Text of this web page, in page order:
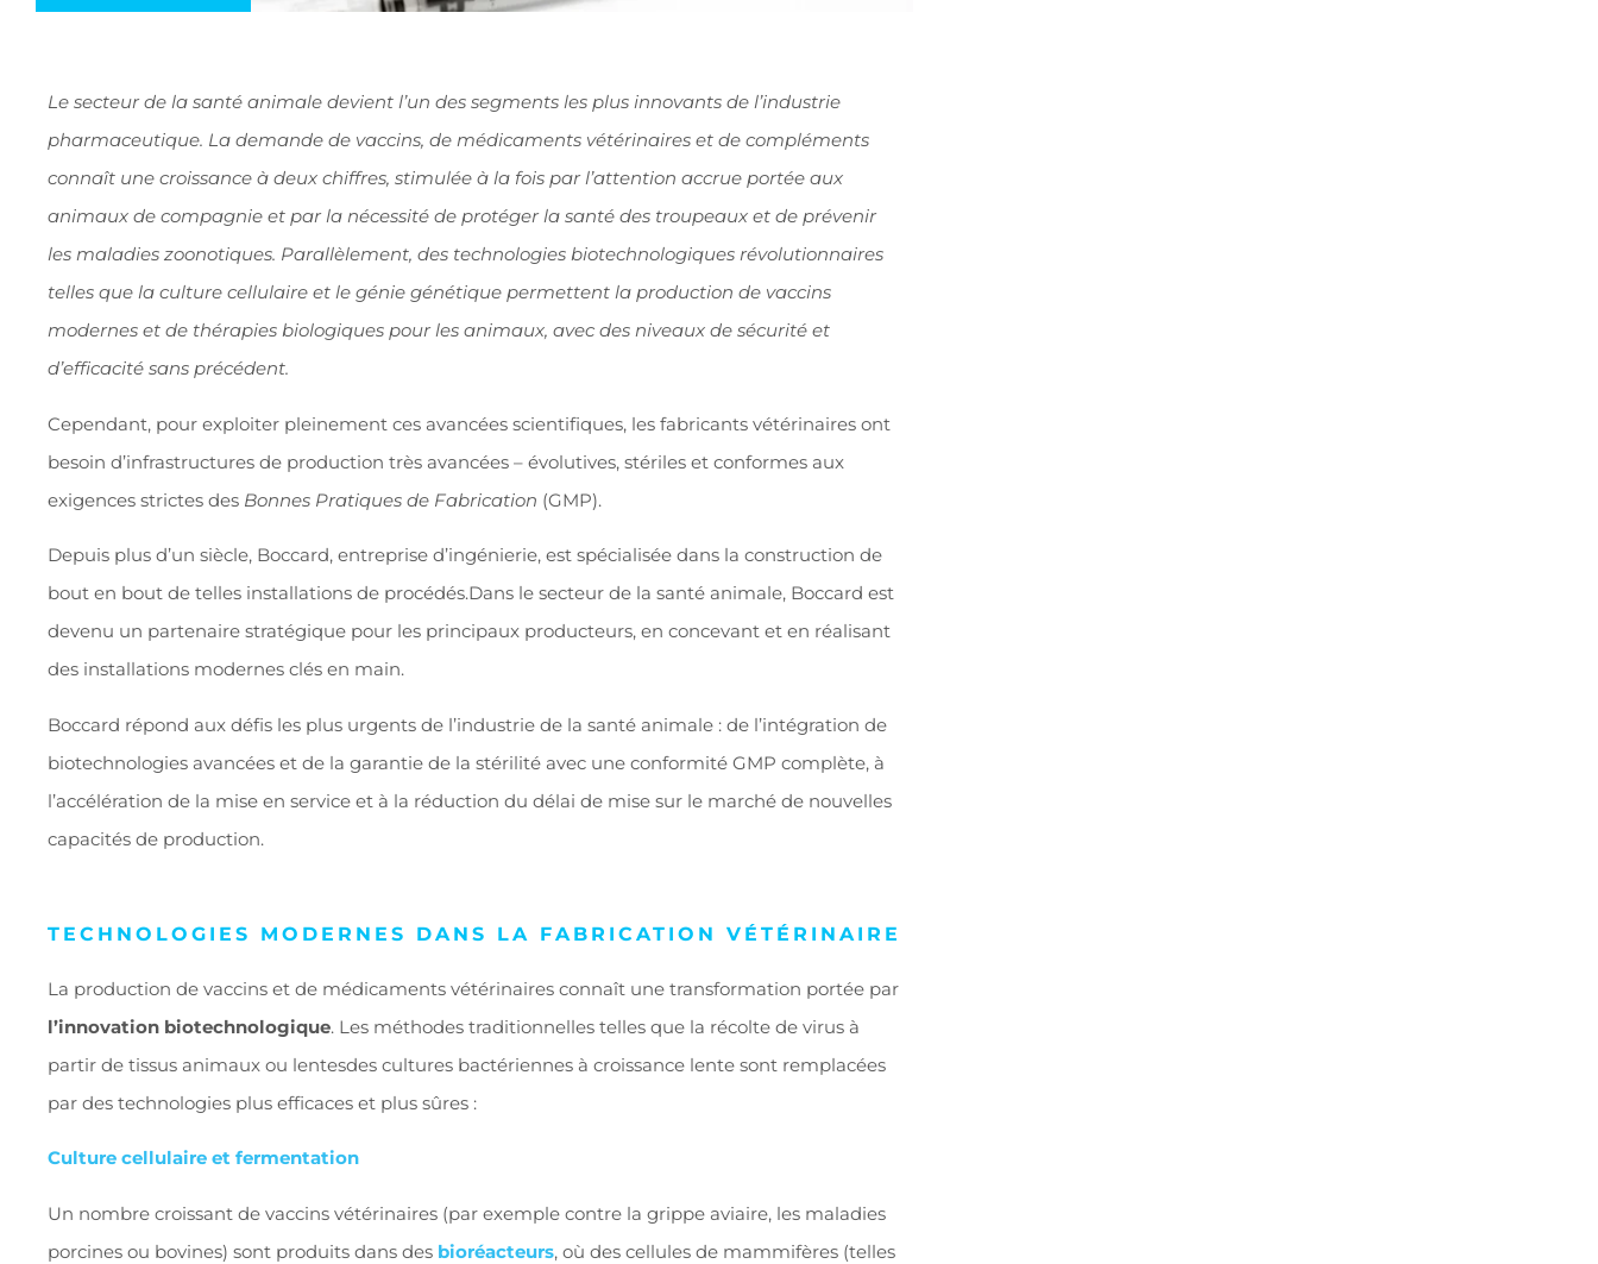
Le secteur de la santé animale devient l’un des segments les plus innovants de l’industrie
pharmaceutique. La demande de vaccins, de médicaments vétérinaires et de compléments
connaît une croissance à deux chiffres, stimulée à la fois par l’attention accrue portée aux
animaux de compagnie et par la nécessité de protéger la santé des troupeaux et de prévenir
les maladies zoonotiques. Parallèlement, des technologies biotechnologiques révolutionnaires
telles que la culture cellulaire et le génie génétique permettent la production de vaccins
modernes et de thérapies biologiques pour les animaux, avec des niveaux de sécurité et
d’efficacité sans précédent.
Cependant, pour exploiter pleinement ces avancées scientifiques, les fabricants vétérinaires ont
besoin d’infrastructures de production très avancées – évolutives, stériles et conformes aux
exigences strictes des Bonnes Pratiques de Fabrication (GMP).
Depuis plus d’un siècle, Boccard, entreprise d’ingénierie, est spécialisée dans la construction de
bout en bout de telles installations de procédés.Dans le secteur de la santé animale, Boccard est
devenu un partenaire stratégique pour les principaux producteurs, en concevant et en réalisant
des installations modernes clés en main.
Boccard répond aux défis les plus urgents de l’industrie de la santé animale : de l’intégration de
biotechnologies avancées et de la garantie de la stérilité avec une conformité GMP complète, à
l’accélération de la mise en service et à la réduction du délai de mise sur le marché de nouvelles
capacités de production.
TECHNOLOGIES MODERNES DANS LA FABRICATION VÉTÉRINAIRE
La production de vaccins et de médicaments vétérinaires connaît une transformation portée par
l’innovation biotechnologique. Les méthodes traditionnelles telles que la récolte de virus à
partir de tissus animaux ou lentesdes cultures bactériennes à croissance lente sont remplacées
par des technologies plus efficaces et plus sûres :
Culture cellulaire et fermentation
Un nombre croissant de vaccins vétérinaires (par exemple contre la grippe aviaire, les maladies
porcines ou bovines) sont produits dans des bioréacteurs, où des cellules de mammifères (telles